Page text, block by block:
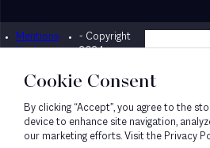
Mentions
légales
- Copyright
2024
Designed by
Cookie Consent
By clicking “Accept”, you agree to the
device to enhance site navigation,
our marketing efforts. Visit the Privacy